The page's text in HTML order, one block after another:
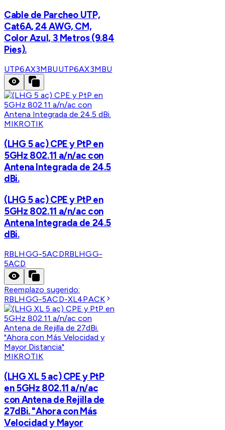
Cable de Parcheo UTP,
Cat6A, 24 AWG, CM,
Color Azul, 3 Metros (9.84
Pies).
UTP6AX3MBUUTP6AX3MBU
MIKROTIK
(LHG 5 ac) CPE y PtP en
5GHz 802.11 a/n/ac con
Antena Integrada de 24.5
dBi.
(LHG 5 ac) CPE y PtP en
5GHz 802.11 a/n/ac con
Antena Integrada de 24.5
dBi.
RBLHGG-5ACDRBLHGG-
5ACD
Reemplazo sugerido:
RBLHGG-5ACD-XL4PACK
MIKROTIK
(LHG XL 5 ac) CPE y PtP
en 5GHz 802.11 a/n/ac
con Antena de Rejilla de
27dBi. "Ahora con Más
Velocidad y Mayor